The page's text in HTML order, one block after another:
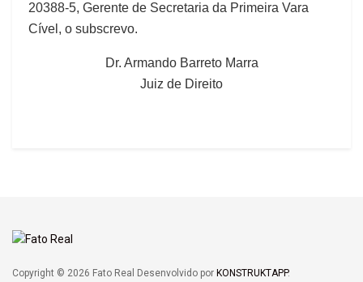
20388-5, Gerente de Secretaria da Primeira Vara
Cível, o subscrevo.
Dr. Armando Barreto Marra
Juiz de Direito
Copyright © 2026 Fato Real Desenvolvido por KONSTRUKTAPP.